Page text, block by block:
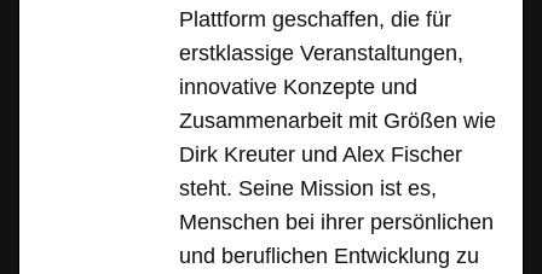
Plattform geschaffen, die für
erstklassige Veranstaltungen,
innovative Konzepte und
Zusammenarbeit mit Größen wie
Dirk Kreuter und Alex Fischer
steht. Seine Mission ist es,
Menschen bei ihrer persönlichen
und beruflichen Entwicklung zu